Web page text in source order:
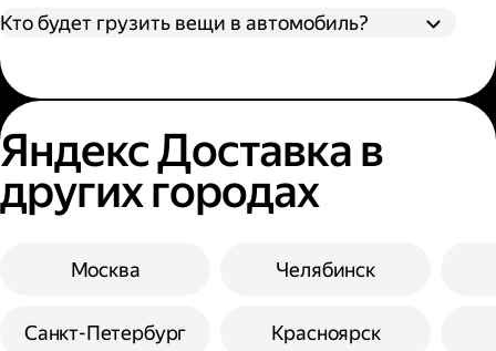
Кто будет грузить вещи в автомобиль?
Яндекс Доставка в
других городах
Москва
Санкт-Петербург
Челябинск
Красноярск